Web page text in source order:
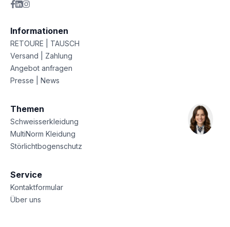
Informationen
RETOURE | TAUSCH
Versand | Zahlung
Angebot anfragen
Presse | News
Themen
Schweisserkleidung
MultiNorm Kleidung
Störlichtbogenschutz
Service
Kontaktformular
Über uns